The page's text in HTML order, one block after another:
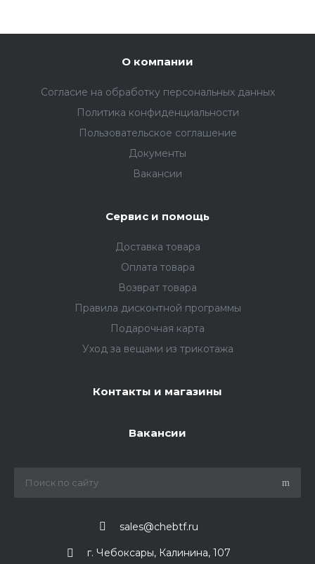
О компании
Согласие на обработку персональных данных
Политика конфиденциальности
Пользовательское соглашение
Документы
Вакансии
Сервис и помощь
Доставка товара
Оплата товара
Возврат товара
Правила дисконтной программы
Подарочная карта
Уход за вещами из трикотажа
Контакты и магазины
Вакансии
sales@chebtf.ru
г. Чебоксары, Калинина, 107